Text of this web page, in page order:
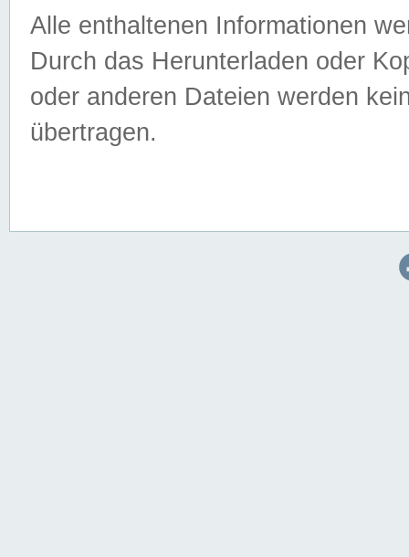
Alle enthaltenen Informationen
Durch das Herunterladen oder
oder anderen Dateien werden
übertragen.